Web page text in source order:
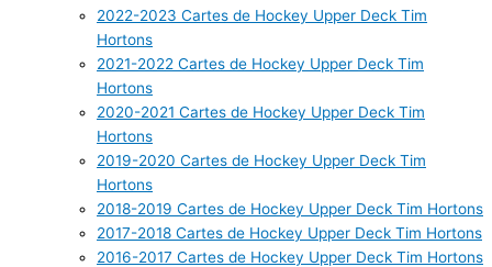
2022-2023 Cartes de Hockey Upper Deck Tim
Hortons
2021-2022 Cartes de Hockey Upper Deck Tim
Hortons
2020-2021 Cartes de Hockey Upper Deck Tim
Hortons
2019-2020 Cartes de Hockey Upper Deck Tim
Hortons
2018-2019 Cartes de Hockey Upper Deck Tim Hortons
2017-2018 Cartes de Hockey Upper Deck Tim Hortons
2016-2017 Cartes de Hockey Upper Deck Tim Hortons